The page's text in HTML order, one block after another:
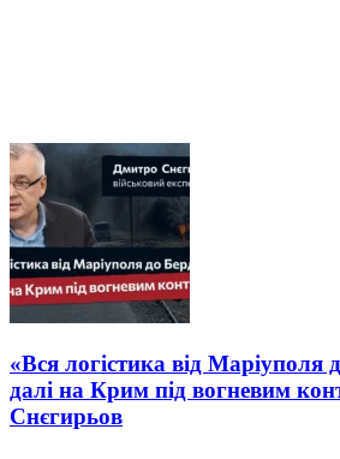
«Вся логістика від Маріуполя
далі на Крим під вогневим
Снєгирьов